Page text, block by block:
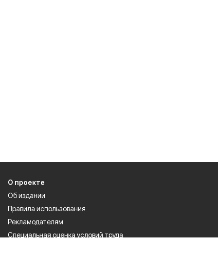
О проекте
Об издании
Правила использования
Рекламодателям
Специальная оценка условий труда